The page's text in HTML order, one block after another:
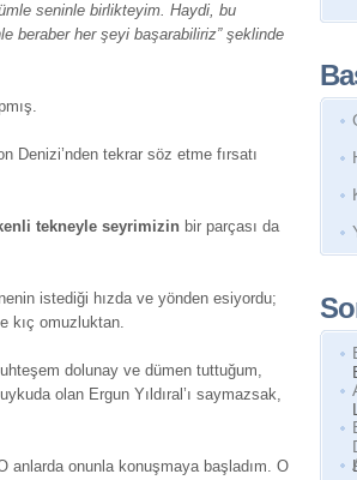
seninle birlikteyim. Haydi, bu
beraber her şeyi başarabiliriz” şeklinde
Denizi’nden tekrar söz etme fırsatı
tekneyle seyrimizin bir parçası da
istediği hızda ve yönden esiyordu;
kıç omuzluktan.
dolunay ve dümen tuttuğum,
olan Ergun Yıldıral’ı saymazsak,
anlarda onunla konuşmaya başladım. O